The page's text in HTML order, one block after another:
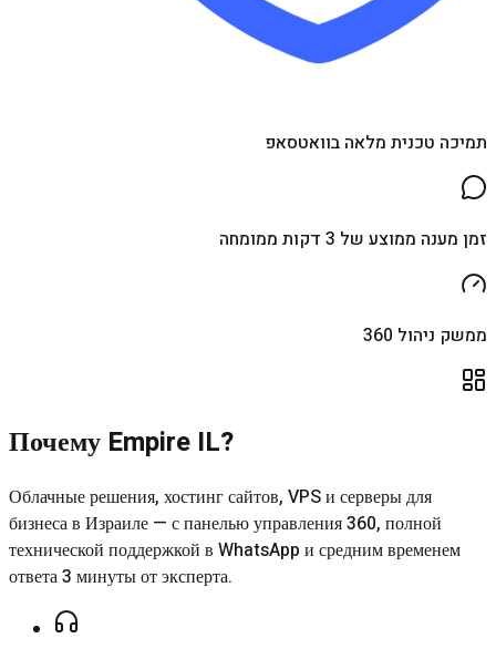
תמיכה טכנית מלאה בוואטסאפ
זמן מענה ממוצע של 3 דקות ממומחה
ממשק ניהול 360
Почему Empire IL?
Облачные решения, хостинг сайтов, VPS и серверы для
бизнеса в Израиле — с панелью управления 360, полной
технической поддержкой в WhatsApp и средним временем
ответа 3 минуты от эксперта.